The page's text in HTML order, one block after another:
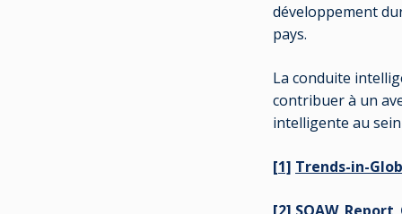
développement
pays.
La conduite
contribuer à un
intelligente au
[1] Trends-in-